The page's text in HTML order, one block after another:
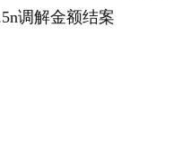
调解金额结案